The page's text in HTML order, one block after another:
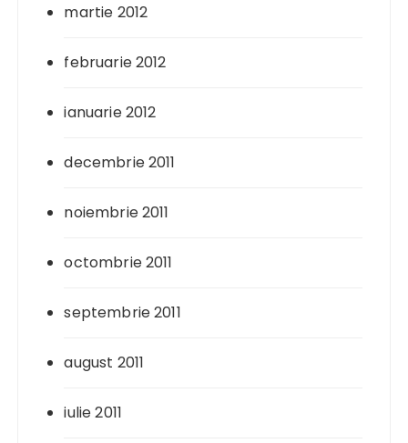
martie 2012
februarie 2012
ianuarie 2012
decembrie 2011
noiembrie 2011
octombrie 2011
septembrie 2011
august 2011
iulie 2011